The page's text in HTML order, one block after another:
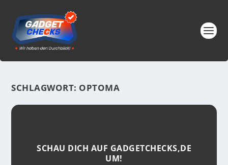
SCHLAGWORT: OPTOMA
SCHAU DICH AUF GADGETCHECKS,DE
UM!